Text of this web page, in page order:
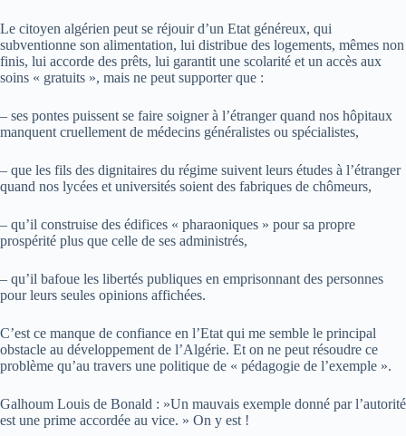
Le citoyen algérien peut se réjouir d’un Etat généreux, qui
subventionne son alimentation, lui distribue des logements, mêmes non
finis, lui accorde des prêts, lui garantit une scolarité et un accès aux
soins « gratuits », mais ne peut supporter que :
– ses pontes puissent se faire soigner à l’étranger quand nos hôpitaux
manquent cruellement de médecins généralistes ou spécialistes,
– que les fils des dignitaires du régime suivent leurs études à l’étranger
quand nos lycées et universités soient des fabriques de chômeurs,
– qu’il construise des édifices « pharaoniques » pour sa propre
prospérité plus que celle de ses administrés,
– qu’il bafoue les libertés publiques en emprisonnant des personnes
pour leurs seules opinions affichées.
C’est ce manque de confiance en l’Etat qui me semble le principal
obstacle au développement de l’Algérie. Et on ne peut résoudre ce
problème qu’au travers une politique de « pédagogie de l’exemple ».
Galhoum Louis de Bonald : »Un mauvais exemple donné par l’autorité
est une prime accordée au vice. » On y est !